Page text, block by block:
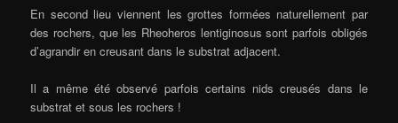
En second lieu viennent les grottes formées naturellement par
des rochers, que les Rheoheros lentiginosus sont parfois obligés
d’agrandir en creusant dans le substrat adjacent.
Il a même été observé parfois certains nids creusés dans le
substrat et sous les rochers !